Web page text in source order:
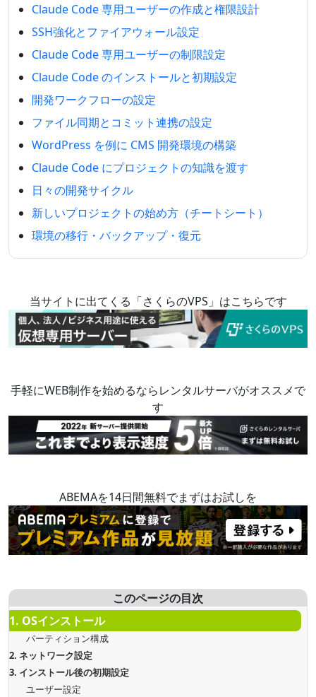
Claude Code 専用ユーザーの作成と権限設計
SSH強化とファイアウォール設定
Claude Code 専用ユーザーの制限設定
Claude Code のインストールと初期設定
開発ワークフローの設定
ファイル同期とコミット連携の設定
WordPress を例に CMS 開発環境の構築
Claude Code にプロジェクトの知識を渡す
日々の開発サイクル
新しいプロジェクトの始め方（チートシート）
環境の移行・バックアップ・復元
当サイトに出てくる「さくらのVPS」はこちらです
手軽にWEB制作を始めるならレンタルサーバがオススメで
す
ABEMAを14日間無料でまずはお試しを
このページの目次
1. OSインストール
パーティション構成
2. ネットワーク設定
3. インストール後の初期設定
ユーザー設定